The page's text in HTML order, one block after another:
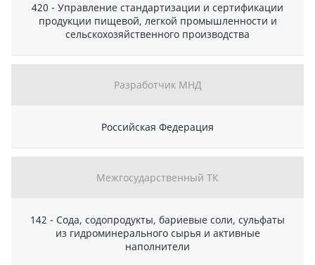
420 - Управление стандартизации и сертификации
продукции пищевой, легкой промышленности и
сельскохозяйственного производства
Разработчик МНД
Российская Федерация
Межгосударственный ТК
142 - Сода, содопродукты, бариевые соли, сульфаты
из гидроминерального сырья и активные
наполнители